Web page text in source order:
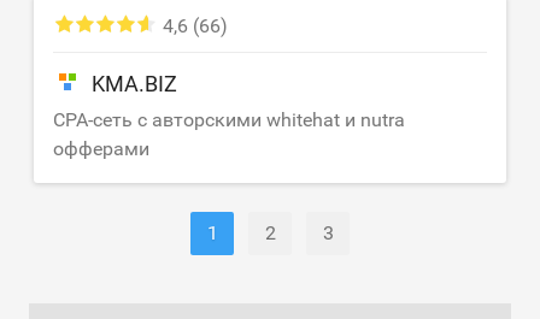
KMA.BIZ
CPA-сеть с авторскими whitehat и nutra
офферами
4,6 (66)
1 2 3